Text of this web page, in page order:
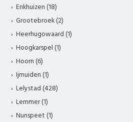
Enkhuizen (18)
Grootebroek (2)
Heerhugowaard (1)
Hoogkarspel (1)
Hoorn (6)
Ijmuiden (1)
Lelystad (428)
Lemmer (1)
Nunspeet (1)